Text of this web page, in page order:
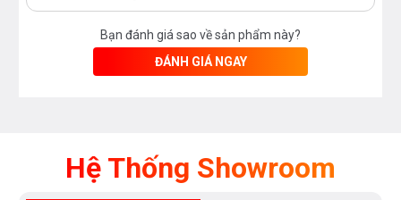
Bạn đánh giá sao về sản phẩm này?
ĐÁNH GIÁ NGAY
Hệ Thống Showroom